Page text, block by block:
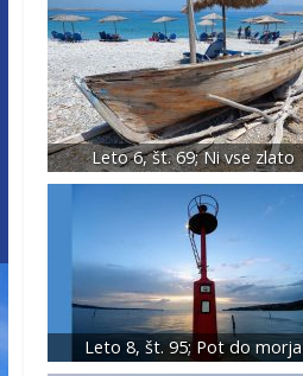
Leto 6, št. 69; Ni vse zlato
Leto 8, št. 95; Pot do morja